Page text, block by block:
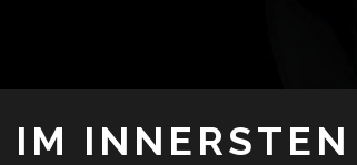
IM